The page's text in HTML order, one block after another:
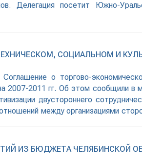
Делегация посетит Южно-
СОЦИАЛЬНОМ И
о торгово-
2007-2011 гг. Об этом сообщили в
двустороннего
между организациями
ИЗ БЮДЖЕТА ЧЕЛЯБИНСКОЙ